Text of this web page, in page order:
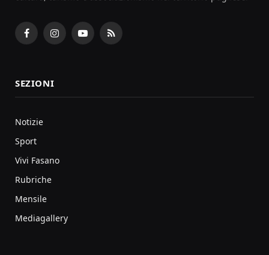
FacebookInstagramYouTubeRSS
SEZIONI
Notizie
Sport
Vivi Fasano
Rubriche
Mensile
Mediagallery